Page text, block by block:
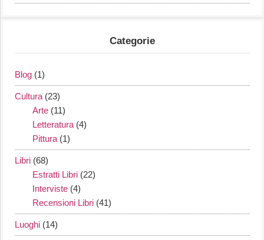
Categorie
Blog (1)
Cultura (23)
Arte (11)
Letteratura (4)
Pittura (1)
Libri (68)
Estratti Libri (22)
Interviste (4)
Recensioni Libri (41)
Luoghi (14)